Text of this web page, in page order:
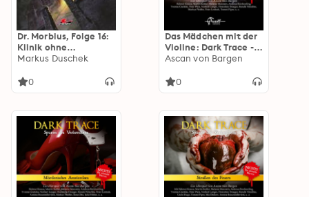
Dr. Morbius, Folge 16:
Klinik ohne
Wiederkehr
Markus Duschek
0
Das Mädchen mit der
Violine: Dark Trace -
Spuren des
Ascan von Bargen
0